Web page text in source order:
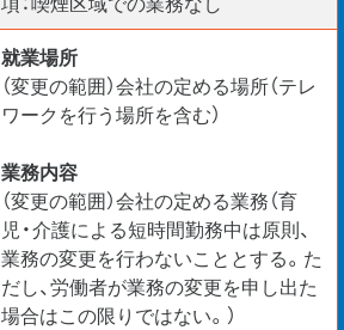
就業場所
（変更の範囲）会社の定める場所（テレ
ワークを行う場所を含む）
業務内容
（変更の範囲）会社の定める業務（育
児・介護による短時間勤務中は原則、
業務の変更を行わないこととする。た
だし、労働者が業務の変更を申し出た
場合はこの限りではない。）